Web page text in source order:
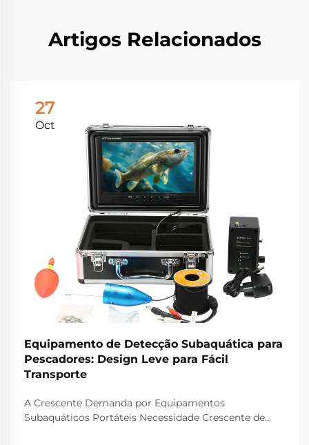
Artigos Relacionados
27
Oct
Equipamento de Detecção Subaquática para
Pescadores: Design Leve para Fácil
Transporte
A Crescente Demanda por Equipamentos
Subaquáticos Portáteis Necessidade Crescente de